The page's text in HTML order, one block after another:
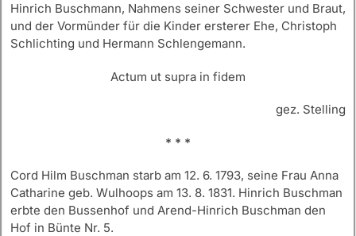
Hinrich Buschmann, Nahmens seiner Schwester und Braut,
und der Vormünder für die Kinder ersterer Ehe, Christoph
Schlichting und Hermann Schlengemann.
Actum ut supra in fidem
gez. Stelling
* * *
Cord Hilm Buschman starb am 12. 6. 1793, seine Frau Anna
Catharine geb. Wulhoops am 13. 8. 1831. Hinrich Buschman
erbte den Bussenhof und Arend-Hinrich Buschman den
Hof in Bünte Nr. 5.